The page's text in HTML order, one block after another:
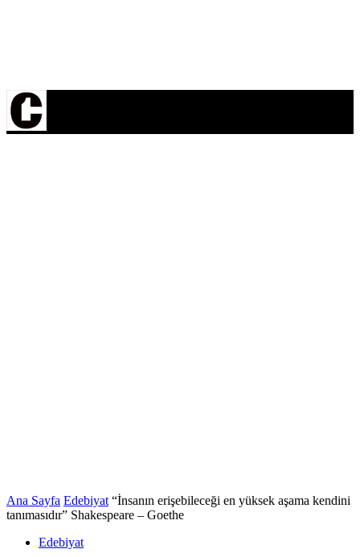
Ana Sayfa Edebiyat “İnsanın erişebileceği en yüksek aşama kendini
tanımasıdır” Shakespeare – Goethe
Edebiyat